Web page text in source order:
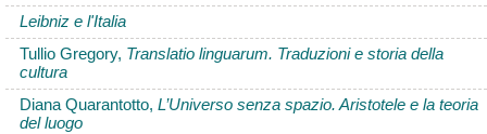
Leibniz e l'Italia
Tullio Gregory, Translatio linguarum. Traduzioni e storia della
cultura
Diana Quarantotto, L’Universo senza spazio. Aristotele e la teoria
del luogo